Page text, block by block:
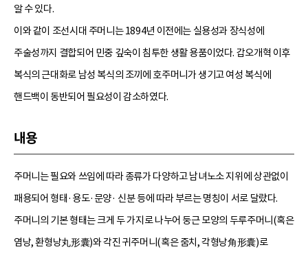
알 수 있다.
이와 같이 조선시대 주머니는 1894년 이전에는 실용성과 장식성에
주술성까지 결합되어 민중 깊숙이 침투한 생활 용품이었다. 갑오개혁 이후
복식의 근대화로 남성 복식의 조끼에 호주머니가 생기고 여성 복식에
핸드백이 동반되어 필요성이 감소하였다.
내용
주머니는 필요와 쓰임에 따라 종류가 다양하고 남녀노소 지위에 상관없이
패용되어 형태·용도·문양· 신분 등에 따라 부르는 명칭이 서로 달랐다.
주머니의 기본 형태는 크게 두 가지로 나누어 둥근 모양의 두루주머니(혹은
염낭, 환형낭丸形囊)와 각진 귀주머니(혹은 줌치, 각형낭角形囊)로